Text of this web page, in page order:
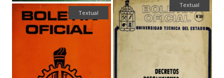
Textual
Textual